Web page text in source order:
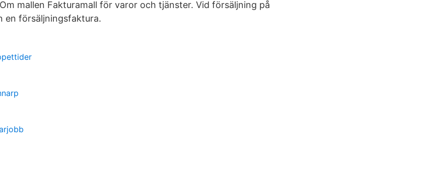
mallen Fakturamall för varor och tjänster. Vid försäljning på
en försäljningsfaktura.